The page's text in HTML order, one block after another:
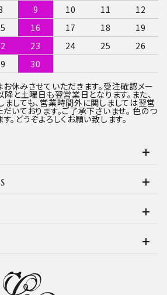
9 10 11
12
16 17 18
19
23 24 25
26
30
休みさせていただきます。受注確認メー
と土曜日も翌営業日となります。また、
しても、営業時間外に関しましては翌営
いております。ご了承下さいませ。 色のつ
。どうぞよろしくお願い致します。